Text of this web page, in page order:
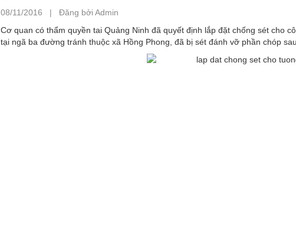
08/11/2016 | Đăng bởi Admin
Cơ quan có thẩm quyền tai Quảng Ninh đã quyết định lắp đặt chống sét cho
tại ngã ba đường tránh thuộc xã Hồng Phong, đã bị sét đánh vỡ phần chóp